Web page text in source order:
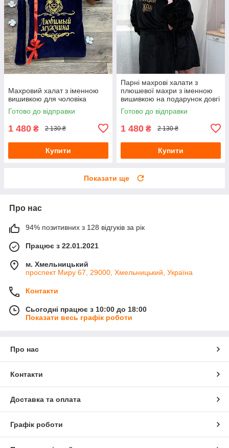
Махровий халат з іменною
вишивкою для чоловіка
Готово до відправки
1 480 ₴ 2 130 ₴
Купити
Парні махрові халати з
плюшевої махри з іменною
вишивкою на подарунок довгі
без капюшона
Готово до відправки
1 480 ₴ 2 130 ₴
Купити
Показати ще
Про нас
94% позитивних з 128 відгуків за рік
Працює з 22.01.2021
м. Хмельницький
проспект Миру 67, 29000, Хмельницький, Україна
Контакти
Сьогодні працює з 10:00 до 18:00
Показати весь графік роботи
Про нас
Контакти
Доставка та оплата
Графік роботи